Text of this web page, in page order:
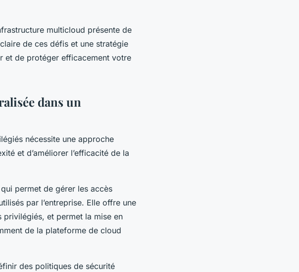
multicloud présente de
de ces défis et une stratégie
et de protéger efficacement votre
dans un
nécessite une approche
et d’améliorer l’efficacité de la
permet de gérer les accès
par l’entreprise. Elle offre une
et permet la mise en
de la plateforme de cloud
des politiques de sécurité